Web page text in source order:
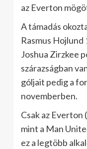
az Everton
A támadás
Rasmus
Joshua Zirzkee
szárazságban
góljait pedig a
novemberben.
Csak az
mint a Man
ez a legtöbb